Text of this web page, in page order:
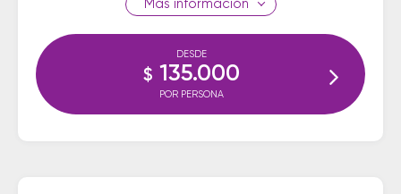
información
DESDE
$ 135.000
POR PERSONA